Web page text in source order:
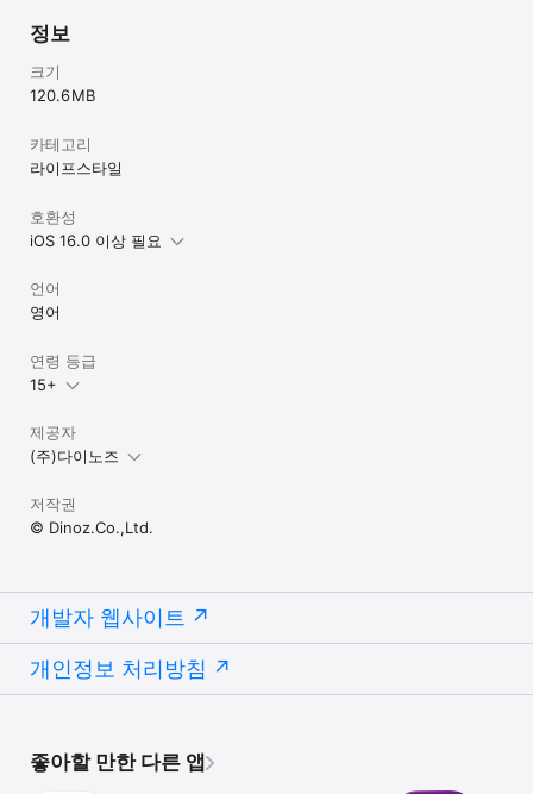
네이버밴드, 오픈채팅 등 같은 동네 엄마들끼리 모여있는
커뮤니티를 찾을 때
엄마가 엄마를 응원하는 커뮤니티, 같은 동네 엄마들끼리 모이는
재미있는 콘텐츠로 공동육아하고, 엄마도 아이도 친구가 되는 시간.
우리, 동네에서 육아친구 해요!
- 공식 홈페이지 : yugacrew.com
- 공식 인스타그램 : @yugacrew.official
[육아크루에게 전달할 이야기가 있으시다면?]
- 대표 이메일: help@yugacrew.com
- 개발자 이메일 : help@yugacrew.com
- 개발자 연락처 : 서울시 강남구
https://forms.gle/Q9rkUnS2BbtFE2sQ6
정보
크기
120.6 MB
카테고리
라이프스타일
호환성
iOS 16.0 이상 필요
언어
영어
연령 등급
15+
제공자
(주)다이노즈
저작권
© Dinoz.Co.,Ltd.
개발자 웹사이트
개인정보 처리방침
좋아할 만한 다른 앱